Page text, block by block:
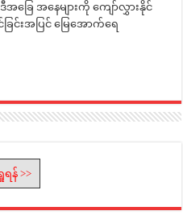
၊ ဒီအခြေ အနေများကို ကျော်လွှားနိုင်
းအပြင် မြေအောက်ရေ
ရန် >>